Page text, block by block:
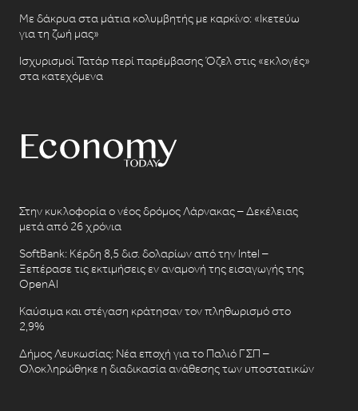
Με δάκρυα στα μάτια κολυμβητής με καρκίνο: «Ικετεύω
για τη ζωή μας»
Ισχυρισμοί Τατάρ περί παρέμβασης Όζελ στις «εκλογές»
στα κατεχόμενα
Στην κυκλοφορία ο νέος δρόμος Λάρνακας – Δεκέλειας
μετά από 26 χρόνια
SoftBank: Κέρδη 8,5 δισ. δολαρίων από την Intel –
Ξεπέρασε τις εκτιμήσεις εν αναμονή της εισαγωγής της
OpenAI
Καύσιμα και στέγαση κράτησαν τον πληθωρισμό στο
2,9%
Δήμος Λευκωσίας: Νέα εποχή για το Παλιό ΓΣΠ –
Ολοκληρώθηκε η διαδικασία ανάθεσης των υποστατικών